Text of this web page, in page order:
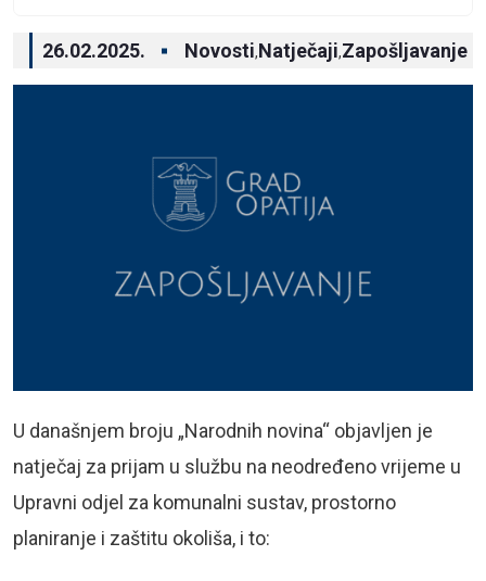
26.02.2025. Novosti,Natječaji,Zapošljavanje
U današnjem broju „Narodnih novina“ objavljen je
natječaj za prijam u službu na neodređeno vrijeme u
Upravni odjel za komunalni sustav, prostorno
planiranje i zaštitu okoliša, i to: